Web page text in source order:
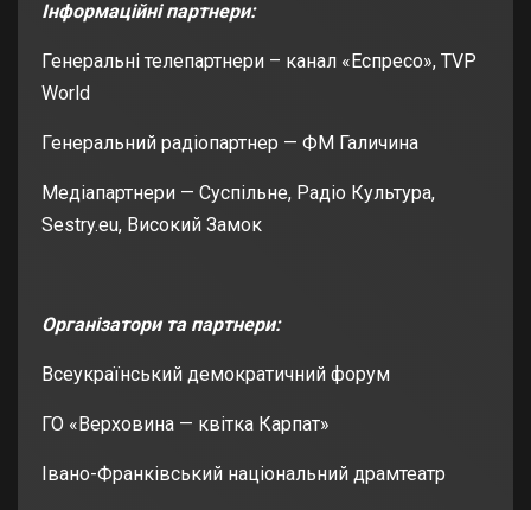
Інформаційні партнери:
Генеральні телепартнери – канал «Еспресо», TVP
World
Генеральний радіопартнер — ФМ Галичина
Медіапартнери — Суспільне, Радіо Культура,
Sestry.eu, Високий Замок
Організатори та партнери:
Всеукраїнський демократичний форум
ГО «Верховина — квітка Карпат»
Івано-Франківський національний драмтеатр